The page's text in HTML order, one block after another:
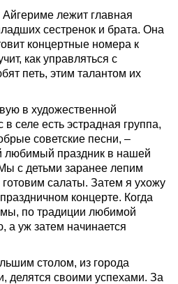
лежит главная
сестренок и брата. Она
концертные номера к
как управляться с
петь, этим талантом их
в художественной
селе есть эстрадная группа,
советские песни, –
любимый праздник в нашей
с детьми заранее лепим
салаты. Затем я ухожу
концерте. Когда
по традиции любимой
уж затем начинается
столом, из города
делятся своими успехами. За